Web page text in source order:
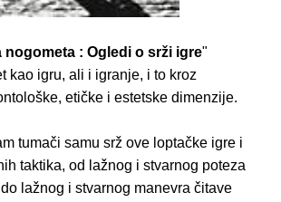
nogometa : Ogledi o srži igre"
kao igru, ali i igranje, i to kroz
etičke i estetske dimenzije.
tumači samu srž ove loptačke igre i
taktika, od lažnog i stvarnog poteza
lažnog i stvarnog manevra čitave